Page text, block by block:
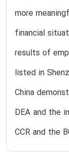
more
financial
results of
listed in
China
DEA and the
CCR and the